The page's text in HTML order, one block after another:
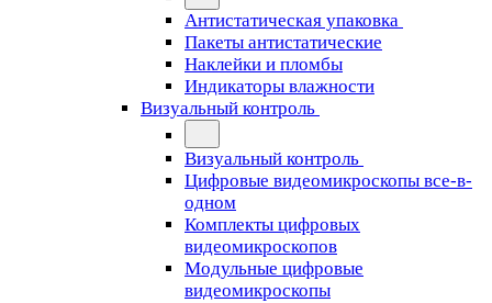
Антистатическая упаковка
Пакеты антистатические
Наклейки и пломбы
Индикаторы влажности
Визуальный контроль
Визуальный контроль
Цифровые видеомикроскопы все-в-
одном
Комплекты цифровых
видеомикроскопов
Модульные цифровые
видеомикроскопы